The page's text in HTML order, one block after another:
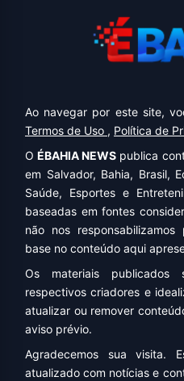
Ao navegar por este site,
Termos de Uso , Política de
OÉBAHIA NEWS publica
em Salvador, Bahia, Brasil,
Saúde, Esportes e
baseadas em fontes
não nos
base no conteúdo aqui
Os materiais
respectivos criadores e
atualizar ou remover
aviso prévio.
Agradecemos sua visita.
atualizado com notícias e